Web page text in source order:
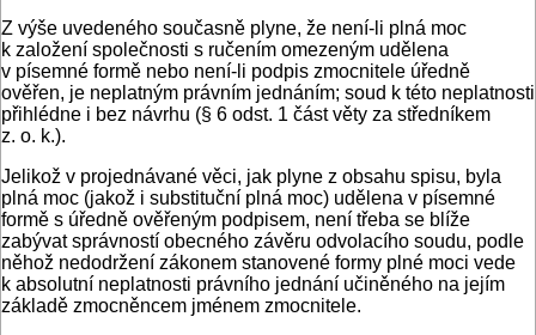
Z výše uvedeného současně plyne, že není-li plná moc
k založení společnosti s ručením omezeným udělena
v písemné formě nebo není-li podpis zmocnitele úředně
ověřen, je neplatným právním jednáním; soud k této neplatnosti
přihlédne i bez návrhu (§ 6 odst. 1 část věty za středníkem
z. o. k.).
Jelikož v projednávané věci, jak plyne z obsahu spisu, byla
plná moc (jakož i substituční plná moc) udělena v písemné
formě s úředně ověřeným podpisem, není třeba se blíže
zabývat správností obecného závěru odvolacího soudu, podle
něhož nedodržení zákonem stanovené formy plné moci vede
k absolutní neplatnosti právního jednání učiněného na jejím
základě zmocněncem jménem zmocnitele.